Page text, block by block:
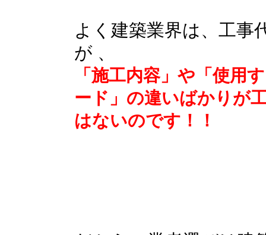
よく建築業界は、工事
が 、
「施工内容」や「使用
ード」の違いばかりが
はないのです！！